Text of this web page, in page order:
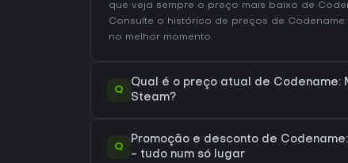
que veja sempre o preço mais baixo de
Consulte o histórico de preços de
no melhor momento.
Q
Qual é o preço atual de Codename:
Steam?
Q
Promoção e desconto de
- tudo num só lugar